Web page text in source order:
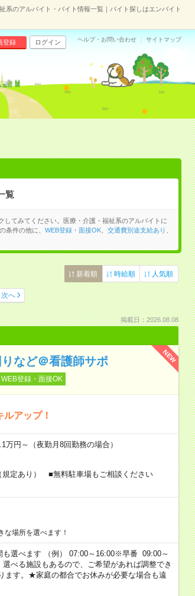
系のアルバイト・バイト情報一覧｜バイト探しはエンバイト
登録 ログイン ヘルプ・お問い合わせ サイトマップ
覧
してみてください。医療・介護・福祉系のアルバイトに
条件の他に、 WEB登録・面接OK、 交通費別途支給あり
新着順 時給順 人気順
次へ
掲載日：2026.08.08
NEW
など＠看護師サポ
WEB登録・面接OK
アップ！
円～（夜勤月8回勤務の場合）
定あり） ■無料駐車場もご相談ください
場所を選べます！
選べます （例） 07:00～16:00※早番 09:00～
べる施設もあるので、ご希望があれば調整でき
ます。★家庭の都合でお休みが必要な場合も遠